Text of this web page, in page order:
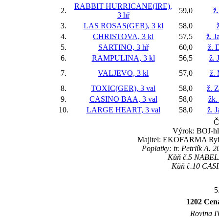
2.
RABBIT HURRICANE(IRE),
3 hř
59,0
3.
LAS ROSAS(GER), 3 kl 58,0
4.
CHRISTOVA, 3 kl 57,5
ž.
5.
SARTINO, 3 hř 60,0
ž.
6.
RAMPULINA, 3 kl 56,5
ž.
7.
VALJEVO, 3 kl 57,0
ž.
8.
TOXIC(GER), 3 val 58,0
ž.
9.
CASINO BAA, 3 val 58,0
žk.
10.
LARGE HEART, 3 val 58,0
ž.
Výrok: BOJ-
Majitel: EKOFARMA
Poplatky: tr. Petrlík A.
Kůň č.5
Kůň č.10
1202
Rovina